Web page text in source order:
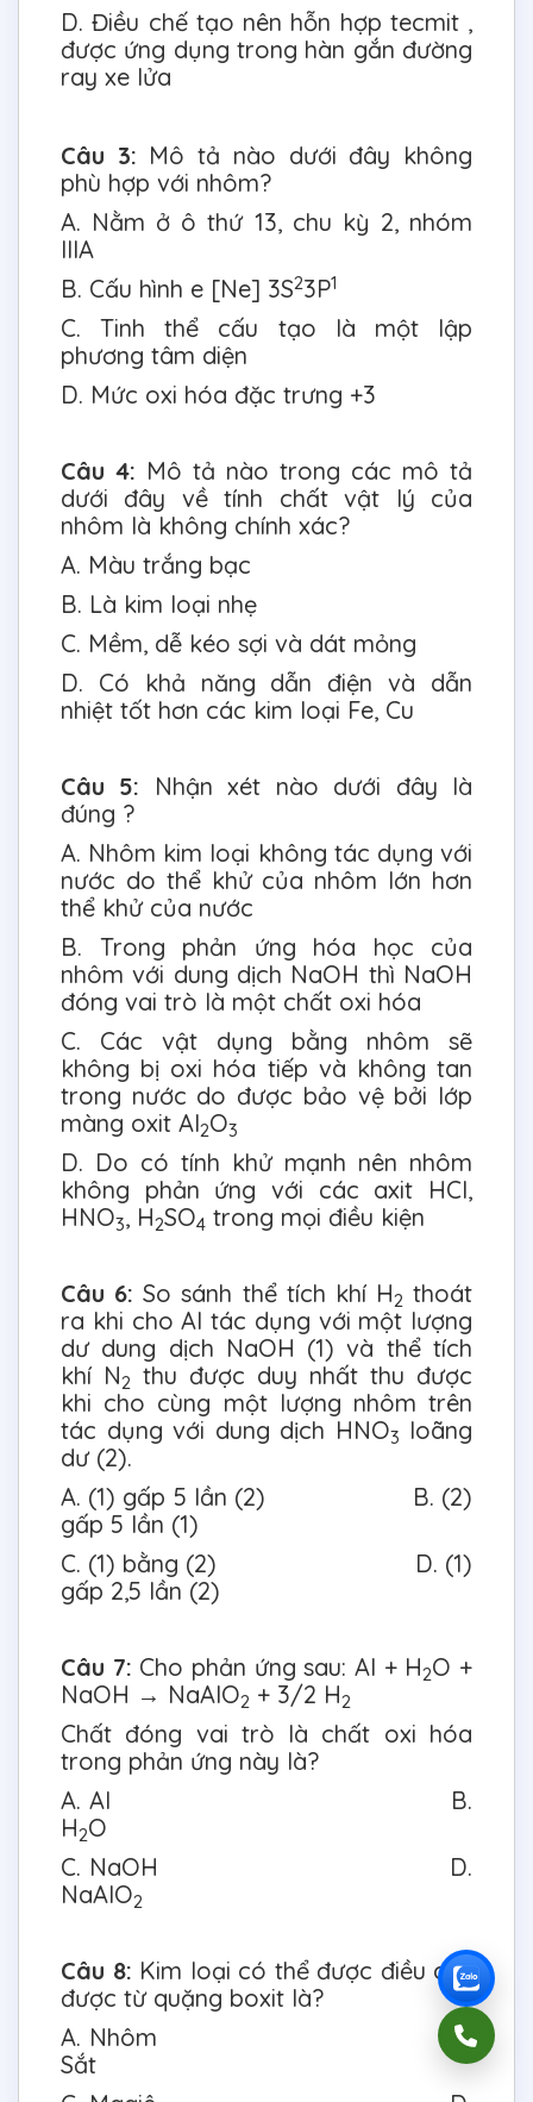
D. Điều chế tạo nên hỗn hợp tecmit ,
được ứng dụng trong hàn gắn đường
ray xe lửa
Câu 3: Mô tả nào dưới đây không
phù hợp với nhôm?
A. Nằm ở ô thứ 13, chu kỳ 2, nhóm
IIIA
B. Cấu hình e [Ne] 3S23P1
C. Tinh thể cấu tạo là một lập
phương tâm diện
D. Mức oxi hóa đặc trưng +3
Câu 4: Mô tả nào trong các mô tả
dưới đây về tính chất vật lý của
nhôm là không chính xác?
A. Màu trắng bạc
B. Là kim loại nhẹ
C. Mềm, dễ kéo sợi và dát mỏng
D. Có khả năng dẫn điện và dẫn
nhiệt tốt hơn các kim loại Fe, Cu
Câu 5: Nhận xét nào dưới đây là
đúng ?
A. Nhôm kim loại không tác dụng với
nước do thể khử của nhôm lớn hơn
thể khử của nước
B. Trong phản ứng hóa học của
nhôm với dung dịch NaOH thì NaOH
đóng vai trò là một chất oxi hóa
C. Các vật dụng bằng nhôm sẽ
không bị oxi hóa tiếp và không tan
trong nước do được bảo vệ bởi lớp
màng oxit Al2O3
D. Do có tính khử mạnh nên nhôm
không phản ứng với các axit HCl,
HNO3, H2SO4 trong mọi điều kiện
Câu 6:So sánh thể tích khí H2 thoát
ra khi cho Al tác dụng với một lượng
dư dung dịch NaOH (1) và thể tích
khí N2 thu được duy nhất thu được
khi cho cùng một lượng nhôm trên
tác dụng với dung dịch HNO3 loãng
dư (2).
A. (1) gấp 5 lần (2) B. (2)
gấp 5 lần (1)
C. (1) bằng (2) D. (1)
gấp 2,5 lần (2)
Câu 7: Cho phản ứng sau: Al + H2O +
NaOH → NaAlO2 + 3/2 H2
Chất đóng vai trò là chất oxi hóa
trong phản ứng này là?
A. Al B.
H2O
C. NaOH D.
NaAlO2
Câu 8: Kim loại có thể được điều chế
được từ quặng boxit là?
A. Nhôm B.
Sắt